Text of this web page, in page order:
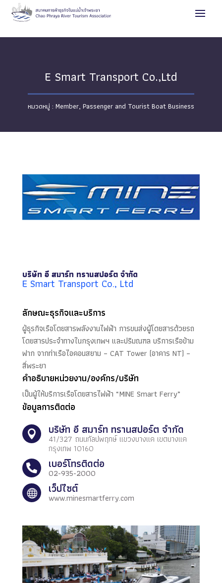
E Smart Transport Co.,Ltd
Member, Passenger and Tourist Boat Business
บริษัท อี สมาร์ท ทรานสปอร์ต จำกัด
E Smart Transport Co., Ltd
ลักษณะธุรกิจและบริการ
ผู้ธุรกิจเรือโดยสารพลังงานไฟฟ้า การขนส่งผู้โดยสารด้วยรถ
โดยสารประจำทางในกรุงเทพฯ และปริมณฑล บริการเรือข้าม
ฟาก จากท่าเรือไอคอนสยาม – CAT Tower (อาคาร NT) –
สี่พระยา
คำอธิบายหน่วยงาน/องค์กร/บริษัท
เป็นผู้ให้บริการเรือโดยสารไฟฟ้า “MINE Smart Ferry”
ข้อมูลการติดต่อ
 บริษัท อี สมาร์ท ทรานสปอร์ต จำกัด
41/327 ถนนกัลปพฤกษ์ แขวงบางแค เขตบางแค
กรุงเทพ 10160
 เบอร์โทรติดต่อ
02-935-2000
 เว็ปไซต์
www.minesmartferry.com